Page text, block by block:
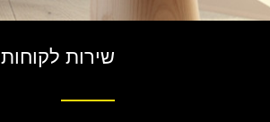
שירות לקוחות